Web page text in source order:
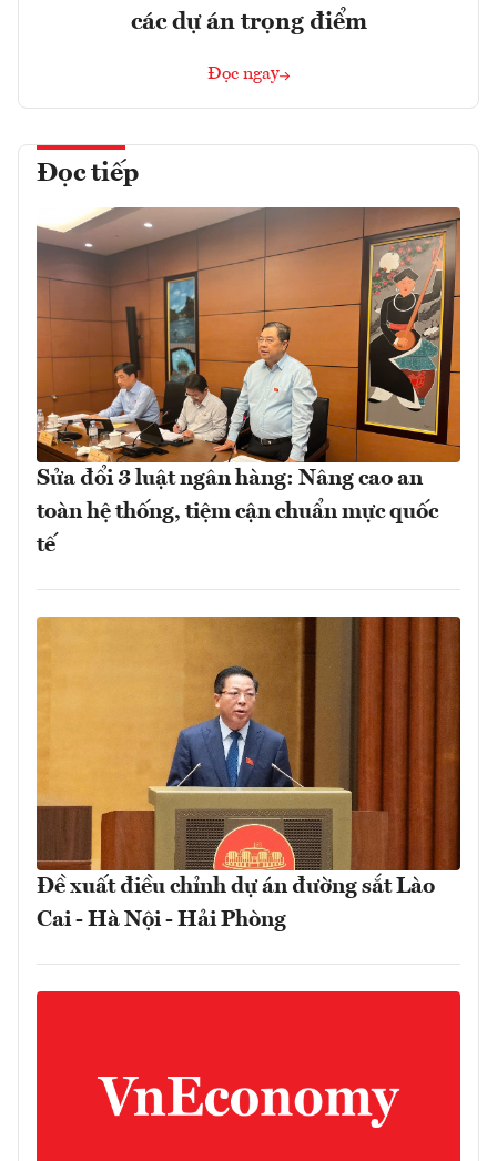
các dự án trọng điểm
Đọc ngay
Đọc tiếp
Sửa đổi 3 luật ngân hàng: Nâng cao an
toàn hệ thống, tiệm cận chuẩn mực quốc
tế
Đề xuất điều chỉnh dự án đường sắt Lào
Cai - Hà Nội - Hải Phòng